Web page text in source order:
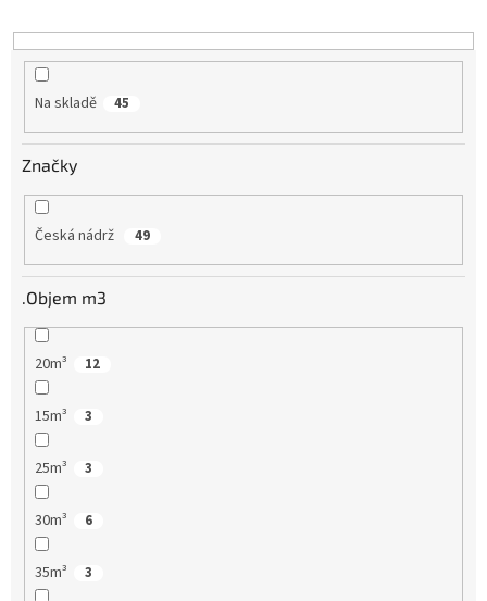
t
ů
Na skladě 45
Značky
Česká nádrž 49
.Objem m3
20m³ 12
15m³ 3
25m³ 3
30m³ 6
35m³ 3